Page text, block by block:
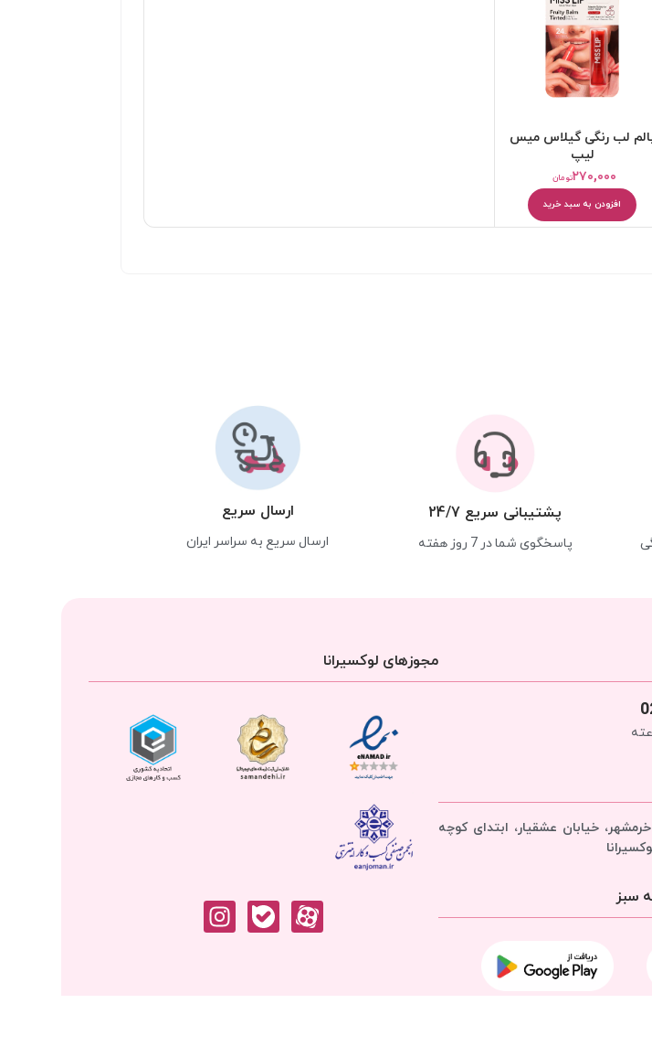
لب رنگی گیلاس میس
لیپ
تومان۲۷۰,۰۰۰
افزودن به سبد خرید
پشتیبانی سریع 24/7
پاسخگوی شما در 7 روز هفته
ارسال سریع
ارسال سریع به سراسر ایران
خیابان عشقیار، ابتدای کوچه
سبز
مجوزهای لوکسیرانا